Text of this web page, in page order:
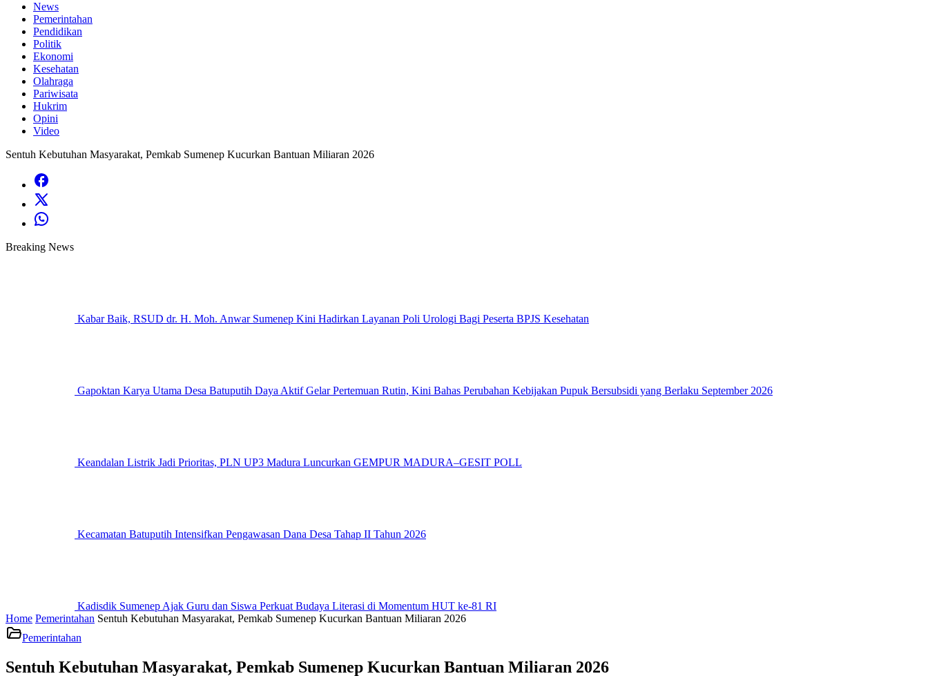
News
Pemerintahan
Pendidikan
Politik
Ekonomi
Kesehatan
Olahraga
Pariwisata
Hukrim
Opini
Video
Sentuh Kebutuhan Masyarakat, Pemkab Sumenep Kucurkan Bantuan Miliaran 2026
Breaking News
Kabar Baik, RSUD dr. H. Moh. Anwar Sumenep Kini Hadirkan Layanan Poli Urologi Bagi Peserta BPJS Kesehatan
Gapoktan Karya Utama Desa Batuputih Daya Aktif Gelar Pertemuan Rutin, Kini Bahas Perubahan Kebijakan Pupuk Bersubsidi yang Berlaku September 2026
Keandalan Listrik Jadi Prioritas, PLN UP3 Madura Luncurkan GEMPUR MADURA–GESIT POLL
Kecamatan Batuputih Intensifkan Pengawasan Dana Desa Tahap II Tahun 2026
Kadisdik Sumenep Ajak Guru dan Siswa Perkuat Budaya Literasi di Momentum HUT ke-81 RI
Home Pemerintahan Sentuh Kebutuhan Masyarakat, Pemkab Sumenep Kucurkan Bantuan Miliaran 2026
Pemerintahan
Sentuh Kebutuhan Masyarakat, Pemkab Sumenep Kucurkan Bantuan Miliaran 2026